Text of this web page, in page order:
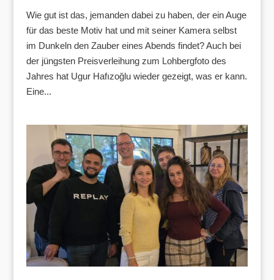
Wie gut ist das, jemanden dabei zu haben, der ein Auge
für das beste Motiv hat und mit seiner Kamera selbst
im Dunkeln den Zauber eines Abends findet? Auch bei
der jüngsten Preisverleihung zum Lohbergfoto des
Jahres hat Ugur Hafızoğlu wieder gezeigt, was er kann.
Eine...